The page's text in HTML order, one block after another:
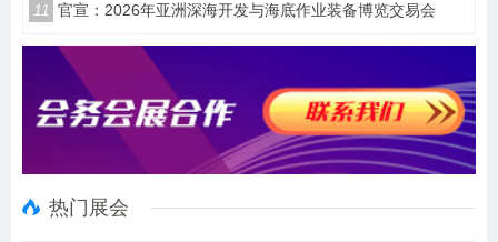
11 官宣：2026年亚洲深海开发与海底作业装备博览交易会
热门展会